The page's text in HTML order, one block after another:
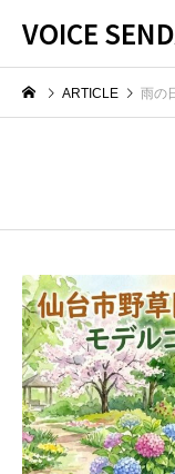
VOICE
ARTICLE 雨の